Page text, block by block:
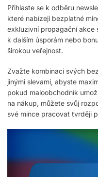
Přihlaste se k odběru
které nabízejí bezplatné
exkluzivní propagační akce
k dalším úsporám nebo
širokou veřejnost.
Zvažte kombinaci svých
jinými slevami, abyste
pokud maloobchodník
na nákup, můžete svůj
své mince pracovat tvrději